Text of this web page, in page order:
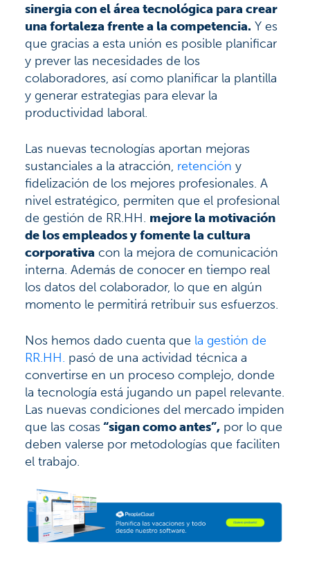
sinergia con el área tecnológica para crear
una fortaleza frente a la competencia. Y es
que gracias a esta unión es posible planificar
y prever las necesidades de los
colaboradores, así como planificar la plantilla
y generar estrategias para elevar la
productividad laboral.
Las nuevas tecnologías aportan mejoras
sustanciales a la atracción, retención y
fidelización de los mejores profesionales. A
nivel estratégico, permiten que el profesional
de gestión de RR.HH. mejore la motivación
de los empleados y fomente la cultura
corporativa con la mejora de comunicación
interna. Además de conocer en tiempo real
los datos del colaborador, lo que en algún
momento le permitirá retribuir sus esfuerzos.
Nos hemos dado cuenta que la gestión de
RR.HH. pasó de una actividad técnica a
convertirse en un proceso complejo, donde
la tecnología está jugando un papel relevante.
Las nuevas condiciones del mercado impiden
que las cosas“sigan como antes”, por lo que
deben valerse por metodologías que faciliten
el trabajo.